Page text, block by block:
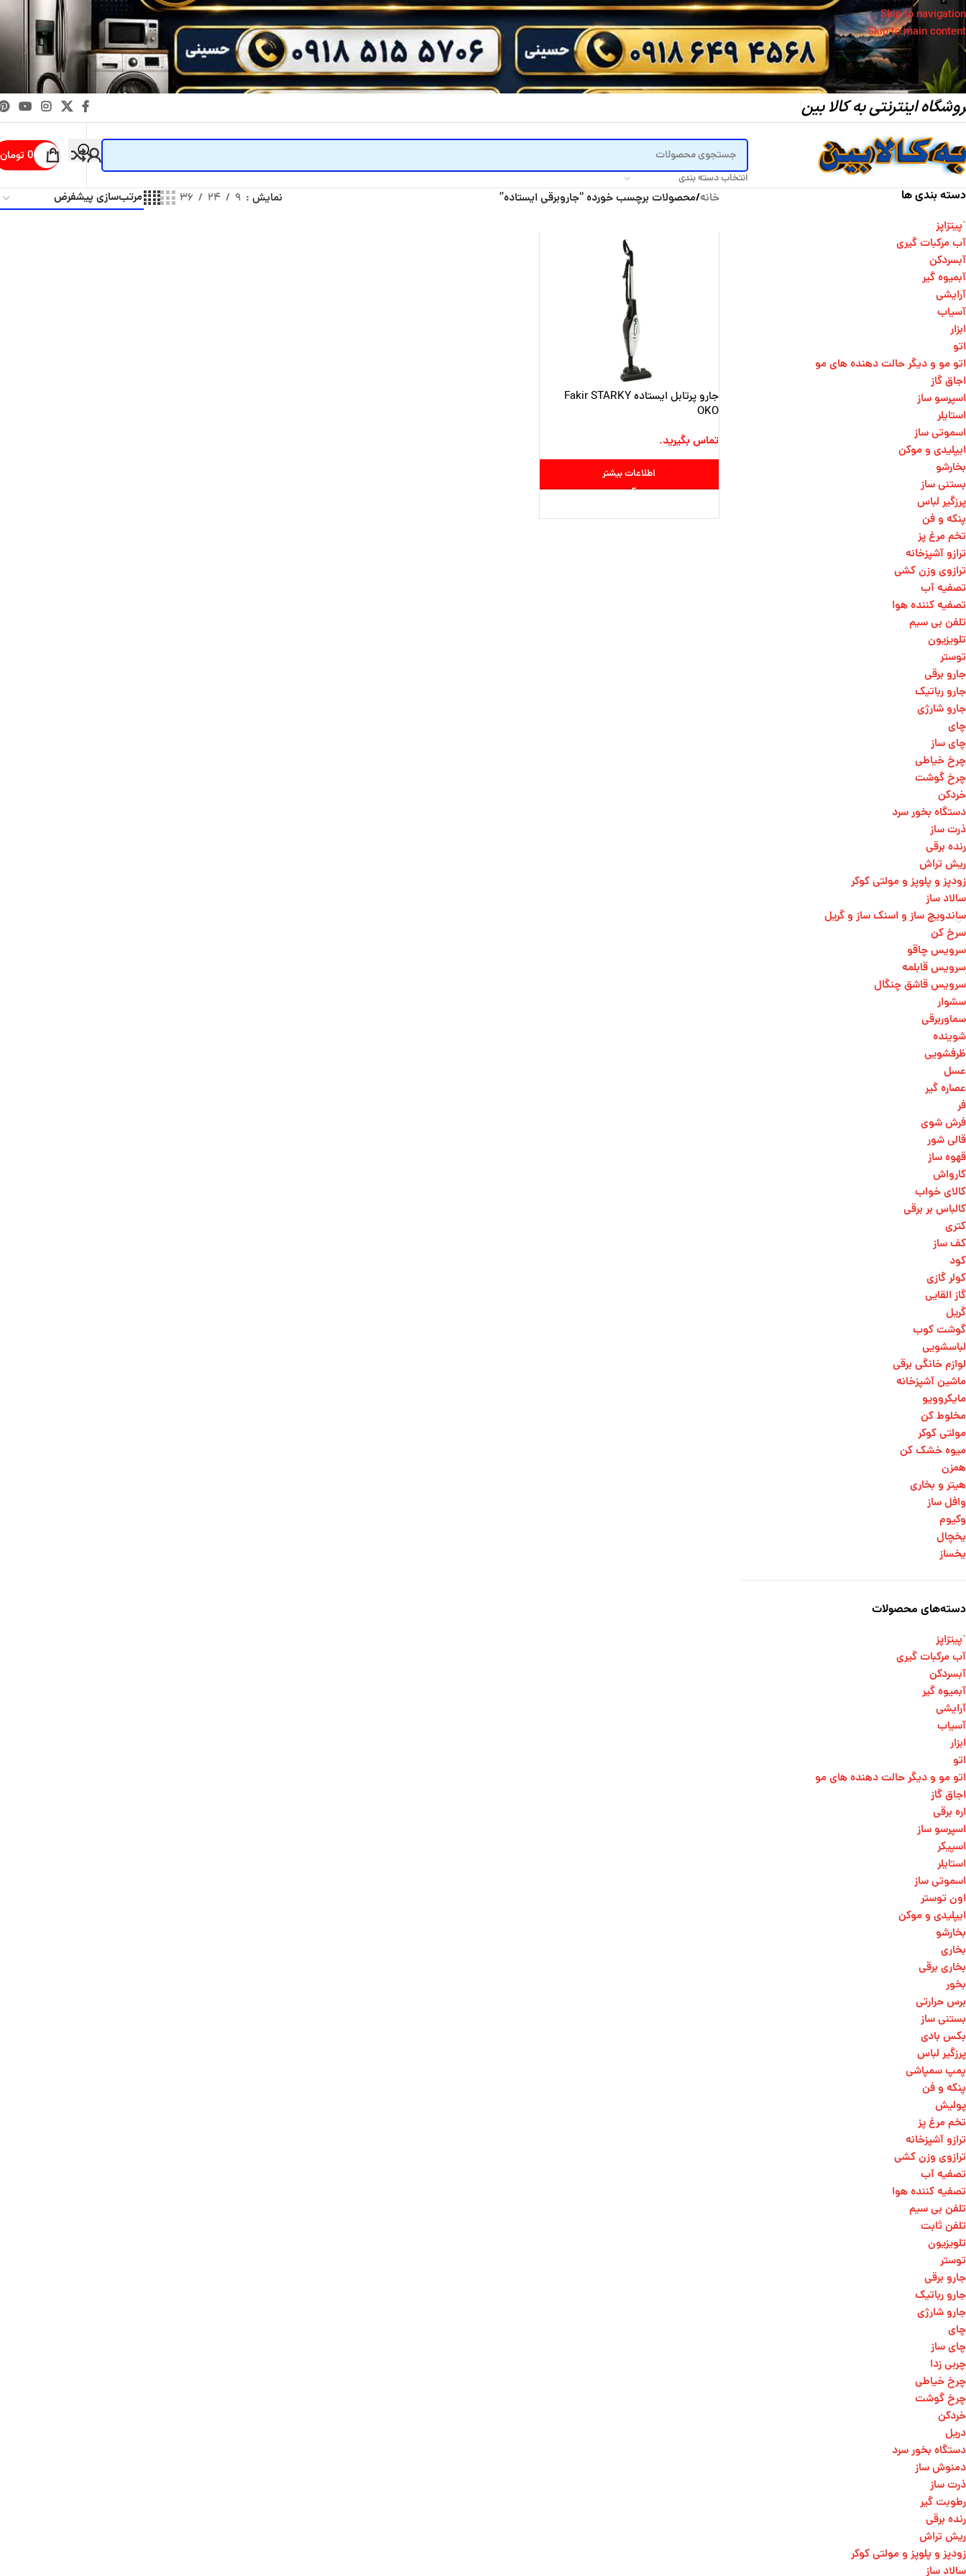
Skip to navigation
Skip to main content
اینترنتی به کالا بین
انتخاب دسته بندی
0 تومان
دسته بندی ها
`پیتزاپز
آب مرکبات گیری
آبسردکن
آبمیوه گیر
آرایشی
آسیاب
ابزار
اتو
اتو مو و دیگر حالت دهنده های مو​
اجاق گاز
اسپرسو ساز
استایلر
اسموتی ساز
ایپلیدی و موکن
بخارشو
بستنی ساز
پرزگیر لباس
پنکه و فن
تخم مرغ پز
ترازو آشپزخانه
ترازوی وزن کشی​
تصفیه آب
تصفیه کننده هوا
تلفن بی سیم
تلویزیون
توستر
جارو برقی
جارو رباتیک
جارو شارژی
چای
چای ساز
چرخ خیاطی
چرخ گوشت
خردکن
دستگاه بخور سرد
ذرت ساز
رنده برقی
ریش تراش
زودپز و پلوپز و مولتی کوکر
سالاد ساز
ساندویچ ساز و اسنک ساز و گریل
سرخ کن
سرویس چاقو
سرویس قابلمه
سرویس قاشق چنگال
سشوار
سماوربرقی
شوینده
ظرفشویی
عسل
عصاره گیر
فر
فرش شوی
قالی شور
قهوه ساز
کارواش
کالای خواب
کالباس بر برقی
کتری
کف ساز
کود
کولر گازی
گاز القایی
گریل
گوشت کوب
لباسشویی
لوازم خانگی برقی
ماشین آشپزخانه
مایکروویو
مخلوط کن
مولتی کوکر
میوه خشک کن
همزن
هیتر و بخاری
وافل ساز
وکیوم
یخچال
یخساز
دسته‌های محصولات
`پیتزاپز
آب مرکبات گیری
آبسردکن
آبمیوه گیر
آرایشی
آسیاب
ابزار
اتو
اتو مو و دیگر حالت دهنده های مو​
اجاق گاز
اره برقی
اسپرسو ساز
اسپیکر
استایلر
اسموتی ساز
اون توستر
ایپلیدی و موکن
بخارشو
بخاری
بخاری برقی
بخور
برس حرارتی
بستنی ساز
بکس بادی
پرزگیر لباس
پمپ سمپاشی
پنکه و فن
پولیش
تخم مرغ پز
ترازو آشپزخانه
ترازوی وزن کشی​
تصفیه آب
تصفیه کننده هوا
تلفن بی سیم
تلفن ثابت
تلویزیون
توستر
جارو برقی
جارو رباتیک
جارو شارژی
چای
چای ساز
چربی زدا
چرخ خیاطی
چرخ گوشت
خردکن
دریل
دستگاه بخور سرد
دمنوش ساز
ذرت ساز
رطوبت گیر
رنده برقی
ریش تراش
زودپز و پلوپز و مولتی کوکر
سالاد ساز
خانه/محصولات برچسب خورده “جاروبرقی ایستاده” نمایش ۹ ۲۴ ۳۶
جارو پرتابل ایستاده Fakir STARKY
OKO
تماس بگیرید.
اطلاعات بیشتر